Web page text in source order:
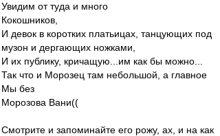
Увидим от туда и много
Кокошников,
И девок в коротких платьицах, танцующих под
музон и дергающих ножками,
И их публику, кричащую...им как бы можно...
Так что и Морозец там небольшой, а главное
Мы без
Морозова Вани((
Смотрите и запоминайте его рожу, ах, и на как